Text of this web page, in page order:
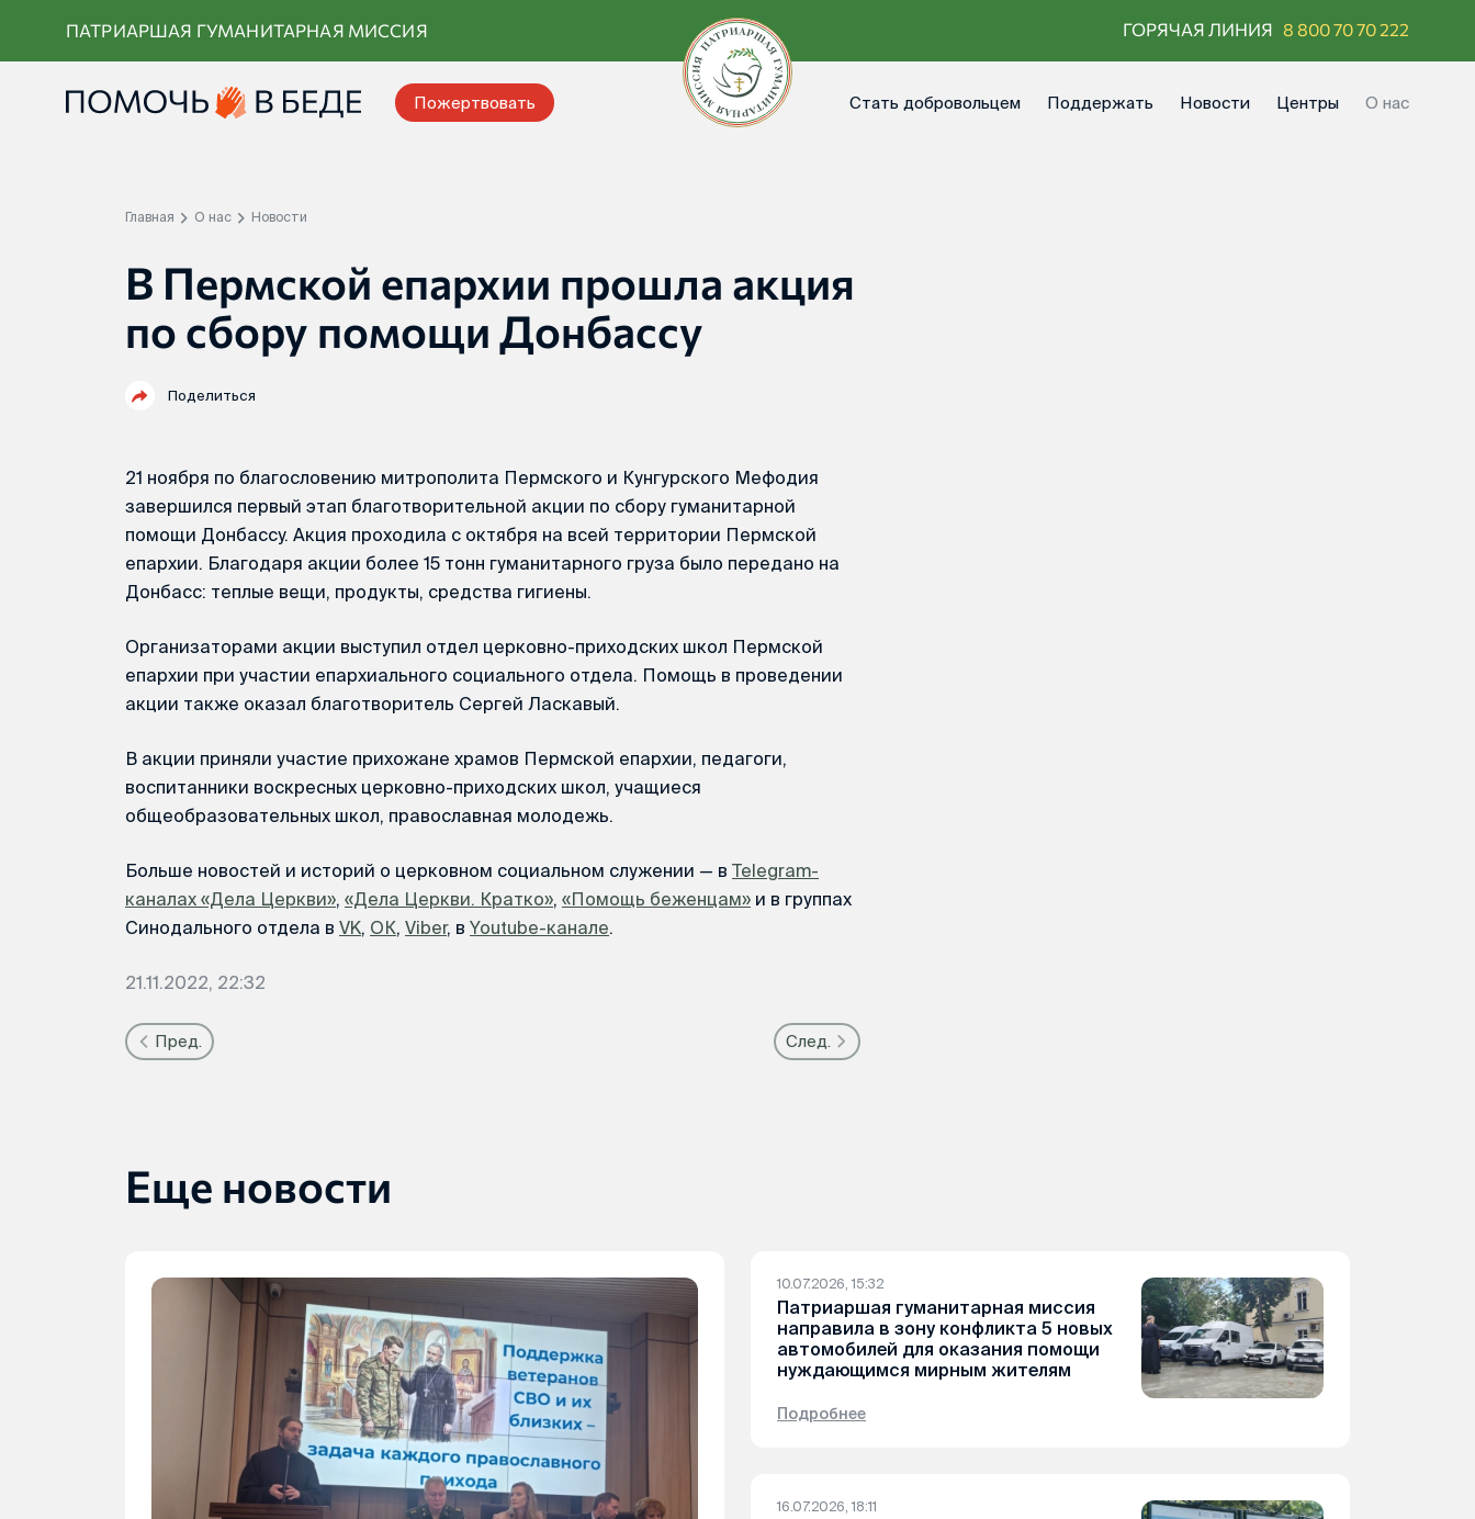
ПАТРИАРШАЯ ГУМАНИТАРНАЯ МИССИЯ ГОРЯЧАЯ ЛИНИЯ 8 800 70 70 222
Пожертвовать Стать добровольцем Поддержать Новости Центры О нас
Главная О нас Новости
В Пермской епархии прошла акция
по сбору помощи Донбассу
Поделиться
21 ноября по благословению митрополита Пермского и Кунгурского Мефодия
завершился первый этап благотворительной акции по сбору гуманитарной
помощи Донбассу. Акция проходила с октября на всей территории Пермской
епархии. Благодаря акции более 15 тонн гуманитарного груза было передано на
Донбасс: теплые вещи, продукты, средства гигиены.
Организаторами акции выступил отдел церковно-приходских школ Пермской
епархии при участии епархиального социального отдела. Помощь в проведении
акции также оказал благотворитель Сергей Ласкавый.
В акции приняли участие прихожане храмов Пермской епархии, педагоги,
воспитанники воскресных церковно-приходских школ, учащиеся
общеобразовательных школ, православная молодежь.
Больше новостей и историй о церковном социальном служении — в Telegram-
каналах «Дела Церкви», «Дела Церкви. Кратко», «Помощь беженцам» и в группах
Синодального отдела в VK, ОК, Viber, в Youtube-канале.
21.11.2022, 22:32
Пред. След.
Еще новости
10.07.2026, 15:32
Патриаршая гуманитарная миссия
направила в зону конфликта 5 новых
автомобилей для оказания помощи
нуждающимся мирным жителям
Подробнее
16.07.2026, 18:11